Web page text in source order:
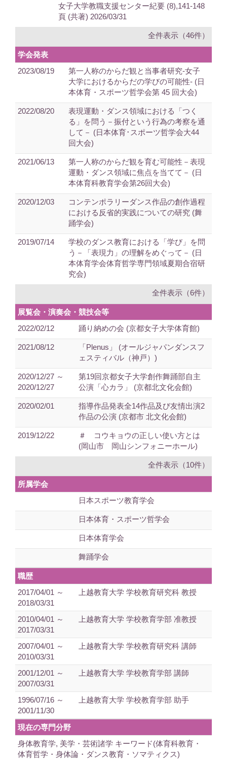
女子大学教職支援センター紀要 (8),141-148
頁 (共著) 2026/03/31
全件表示（46件）
学会発表
2023/08/19
第一人称のからだ観と当事者研究-女子
大学におけるからだの学びの可能性- (日
本体育・スポーツ哲学会第 45 回大会)
2022/08/20
表現運動・ダンス領域における「つく
る」を問う－振付という行為の考察を通
して－ (日本体育･スポーツ哲学会大44
回大会)
2021/06/13
第一人称のからだ観を育む可能性－表現
運動・ダンス領域に焦点を当てて－ (日
本体育科教育学会第26回大会)
2020/12/03
コンテンポラリーダンス作品の創作過程
における反省的実践についての研究 (舞
踊学会)
2019/07/14
学校のダンス教育における「学び」を問
う－「表現力」の理解をめぐって－ (日
本体育学会体育哲学専門領域夏期合宿研
究会)
全件表示（6件）
展覧会・演奏会・競技会等
2022/02/12
踊り納めの会 (京都女子大学体育館)
2021/08/12
「Plenus」 (オールジャパンダンスフ
ェスティバル（神戸）)
2020/12/27 ～
2020/12/27
第19回京都女子大学創作舞踊部自主
公演「心カラ」 (京都北文化会館)
2020/02/01
指導作品発表全14作品及び友情出演2
作品の公演 (京都市 北文化会館)
2019/12/22
＃ コウキョウの正しい使い方とは
(岡山市 岡山シンフォニーホール)
全件表示（10件）
所属学会
日本スポーツ教育学会
日本体育・スポーツ哲学会
日本体育学会
舞踊学会
職歴
2017/04/01 ～
2018/03/31
上越教育大学 学校教育研究科 教授
2010/04/01 ～
2017/03/31
上越教育大学 学校教育学部 准教授
2007/04/01 ～
2010/03/31
上越教育大学 学校教育研究科 講師
2001/12/01 ～
2007/03/31
上越教育大学 学校教育学部 講師
1996/07/16 ～
2001/11/30
上越教育大学 学校教育学部 助手
現在の専門分野
身体教育学, 美学・芸術諸学 キーワード(体育科教育・
体育哲学・身体論・ダンス教育・ソマティクス)